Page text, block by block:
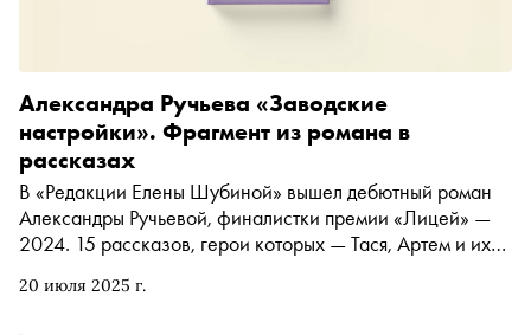
20 июля 2025 г.
Александра Ручьева «Заводские
настройки». Фрагмент из романа в
рассказах
В «Редакции Елены Шубиной» вышел дебютный роман
Александры Ручьевой, финалистки премии «Лицей» —
2024. 15 рассказов, герои которых — Тася, Артем и их
«Сноб» публикует фрагмент